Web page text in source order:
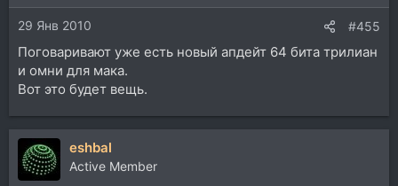
и
:29 Янв 2010 #455
Поговаривают уже есть новый апдейт 64 бита трилиан
и омни для мака.
Вот это будет вещь.
eshbal
Active Member